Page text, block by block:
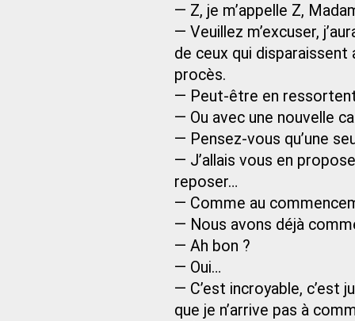
— Z, je m’appelle Z,
— Veuillez m’excuser,
de ceux qui
procès.
— Peut-être en
— Ou avec une nouvelle
— Pensez-vous qu’une
— J’allais vous en
reposer…
— Comme au
— Nous avons déjà
— Ah bon ?
— Oui…
— C’est incroyable, c’est
que je n’arrive pas à